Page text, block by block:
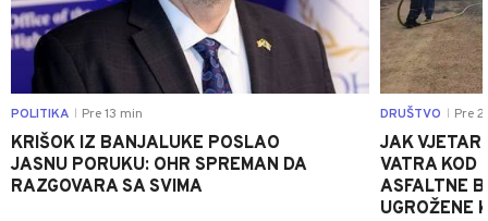
POLITIKA Pre 13 min
KRIŠOK IZ BANJALUKE POSLAO
JASNU PORUKU: OHR SPREMAN DA
RAZGOVARA SA SVIMA
DRUŠTVO Pre 2
JAK VJETAR
VATRA KOD
ASFALTNE
UGROŽENE